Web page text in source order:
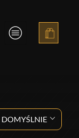
DOMYŚLNIE